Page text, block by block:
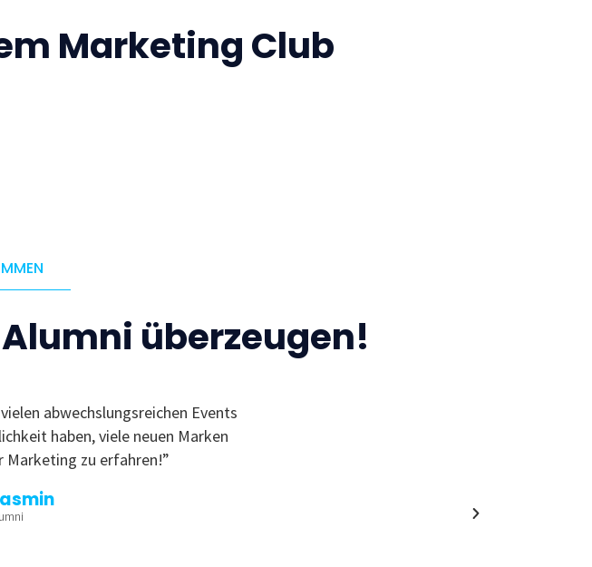
Marketing Club
überzeugen!
abwechslungsreichen Events
haben, viele neuen Marken
Marketing zu erfahren!”